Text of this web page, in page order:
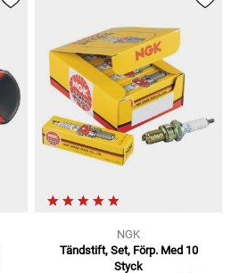
NGK
Tändstift, Set, Förp. Med 10
Styck